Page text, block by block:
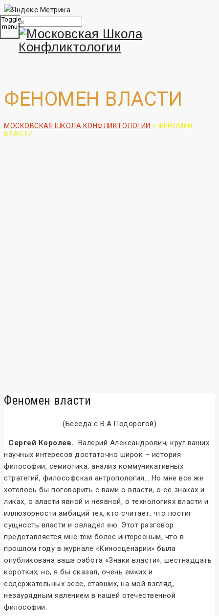
Toggle
menu
ФЕНОМЕН ВЛАСТИ
МОСКОВСКАЯ ШКОЛА КОНФЛИКТОЛОГИИ > ФЕНОМЕН
ВЛАСТИ
Феномен власти
(Беседа с В.А.Подорогой)
Сергей Королев. Валерий Александрович, круг ваших
научных интересов достаточно широк – история
философии, семиотика, анализ коммуникативных
стратегий, философская антропология… Но мне все же
хотелось бы поговорить с вами о власти, о ее знаках и
ликах, о власти явной и неявной, о технологиях власти и
иллюзорности амбиций тех, кто считает, что постиг
сущность власти и овладел ею. Этот разговор
представляется мне тем более интересным, что в
прошлом году в журнале «Киносценарии» была
опубликована ваша работа «Знаки власти», шестнадцать
коротких, но, я бы сказал, очень емких и
содержательных эссе, ставших, на мой взгляд,
незаурядным явлением в нашей отечественной
философии.